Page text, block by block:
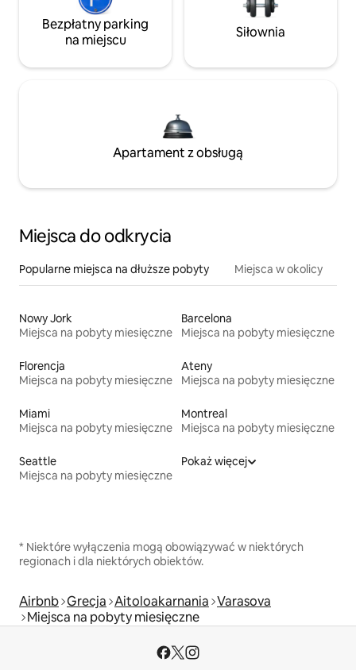
Bezpłatny parking
na miejscu
Siłownia
Apartament z obsługą
Miejsca do odkrycia
Popularne miejsca na dłuższe pobyty Miejsca w okolicy
Nowy Jork
Miejsca na pobyty miesięczne
Barcelona
Miejsca na pobyty miesięczne
Florencja
Miejsca na pobyty miesięczne
Ateny
Miejsca na pobyty miesięczne
Miami
Miejsca na pobyty miesięczne
Montreal
Miejsca na pobyty miesięczne
Seattle
Miejsca na pobyty miesięczne
Pokaż więcej
* Niektóre wyłączenia mogą obowiązywać w niektórych
regionach i dla niektórych obiektów.
Airbnb Grecja Aitoloakarnania Varasova
Miejsca na pobyty miesięczne